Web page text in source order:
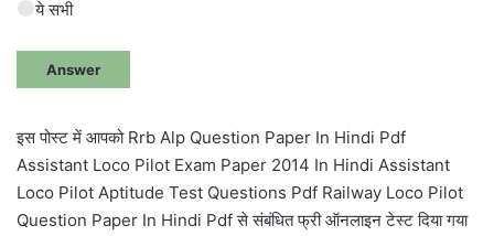
ये सभी
Answer
इस पोस्ट में आपको Rrb Alp Question Paper In Hindi Pdf
Assistant Loco Pilot Exam Paper 2014 In Hindi Assistant
Loco Pilot Aptitude Test Questions Pdf Railway Loco Pilot
Question Paper In Hindi Pdf से संबंधित फ्री ऑनलाइन टेस्ट दिया गया